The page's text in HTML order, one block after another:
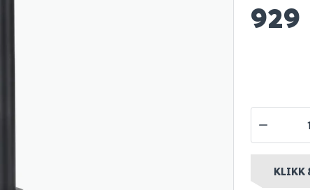
Lutec dias
spotlight
Klikk & Hent
929
KLIKK